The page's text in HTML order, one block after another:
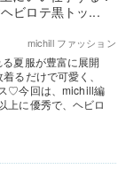
ビロテ黒トッ...
michill ファッション
夏服が豊富に展開
るだけで可愛く、
♡今回は、michill編
上に優秀で、ヘビロ